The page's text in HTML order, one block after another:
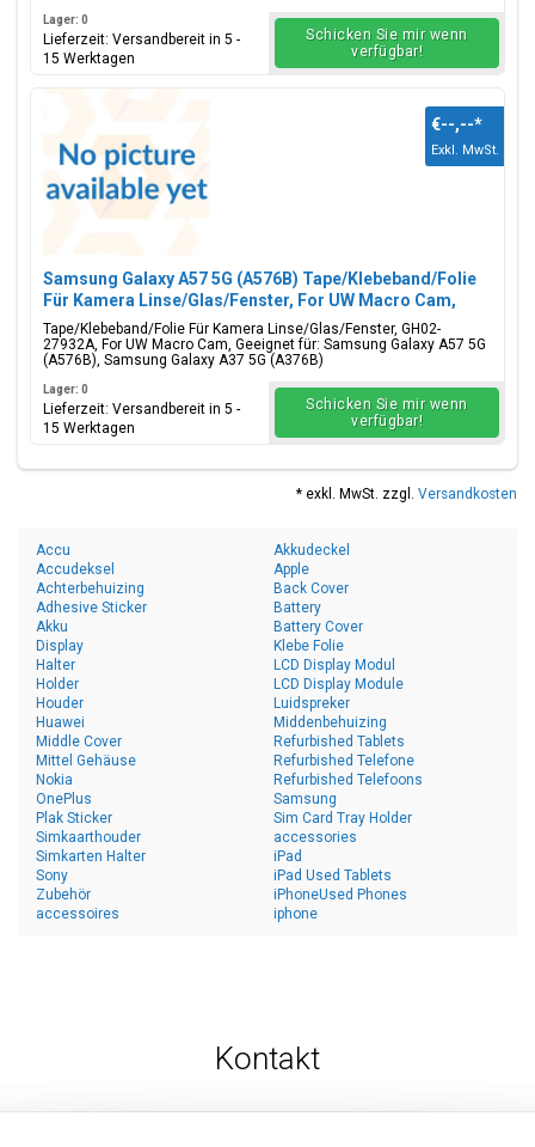
Lager: 0
Lieferzeit: Versandbereit in 5 -
15 Werktagen
Schicken Sie mir wenn
verfügbar!
Samsung Galaxy A57 5G (A576B) Tape/Klebeband/Folie
Für Kamera Linse/Glas/Fenster, For UW Macro Cam,
GH02-27932A
Tape/Klebeband/Folie Für Kamera Linse/Glas/Fenster, GH02-
27932A, For UW Macro Cam, Geeignet für: Samsung Galaxy A57 5G
(A576B), Samsung Galaxy A37 5G (A376B)
€--,--*
Exkl. MwSt.
Lager: 0
Lieferzeit: Versandbereit in 5 -
15 Werktagen
Schicken Sie mir wenn
verfügbar!
* exkl. MwSt. zzgl. Versandkosten
Accu
Accudeksel
Achterbehuizing
Adhesive Sticker
Akku
Akkudeckel
Apple
Back Cover
Battery
Battery Cover
Display
Halter
Holder
Houder
Huawei
Klebe Folie
LCD Display Modul
LCD Display Module
Luidspreker
Middenbehuizing
Middle Cover
Mittel Gehäuse
Nokia
OnePlus
Plak Sticker
Refurbished Tablets
Refurbished Telefone
Refurbished Telefoons
Samsung
Sim Card Tray Holder
Simkaarthouder
Simkarten Halter
Sony
Zubehör
accessoires
accessories
iPad
iPad Used Tablets
iPhoneUsed Phones
iphone
Kontakt